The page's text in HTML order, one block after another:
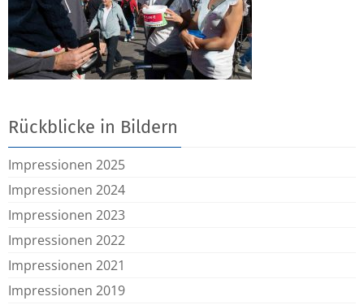
Rückblicke in Bildern
Impressionen 2025
Impressionen 2024
Impressionen 2023
Impressionen 2022
Impressionen 2021
Impressionen 2019